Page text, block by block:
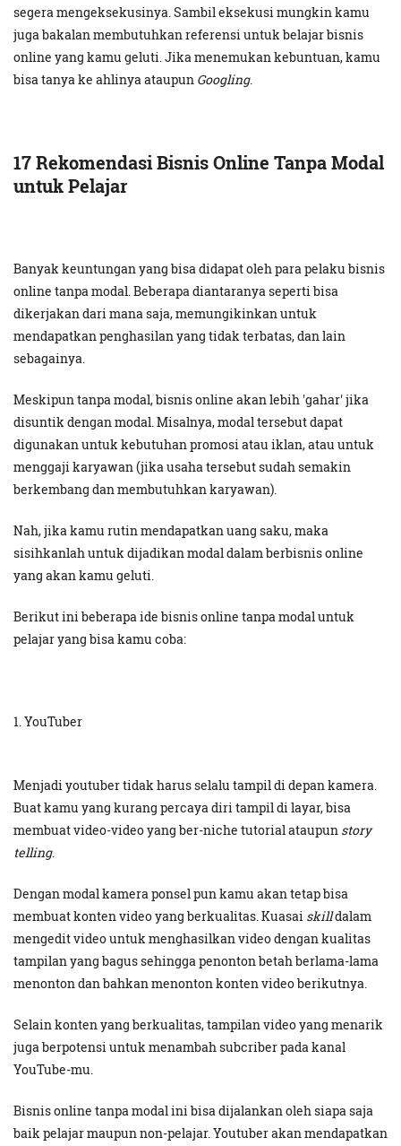
segera mengeksekusinya. Sambil eksekusi mungkin kamu
juga bakalan membutuhkan referensi untuk belajar bisnis
online yang kamu geluti. Jika menemukan kebuntuan, kamu
bisa tanya ke ahlinya ataupun Googling.
17 Rekomendasi Bisnis Online Tanpa Modal
untuk Pelajar
Banyak keuntungan yang bisa didapat oleh para pelaku bisnis
online tanpa modal. Beberapa diantaranya seperti bisa
dikerjakan dari mana saja, memungikinkan untuk
mendapatkan penghasilan yang tidak terbatas, dan lain
sebagainya.
Meskipun tanpa modal, bisnis online akan lebih 'gahar' jika
disuntik dengan modal. Misalnya, modal tersebut dapat
digunakan untuk kebutuhan promosi atau iklan, atau untuk
menggaji karyawan (jika usaha tersebut sudah semakin
berkembang dan membutuhkan karyawan).
Nah, jika kamu rutin mendapatkan uang saku, maka
sisihkanlah untuk dijadikan modal dalam berbisnis online
yang akan kamu geluti.
Berikut ini beberapa ide bisnis online tanpa modal untuk
pelajar yang bisa kamu coba:
1. YouTuber
Menjadi youtuber tidak harus selalu tampil di depan kamera.
Buat kamu yang kurang percaya diri tampil di layar, bisa
membuat video-video yang ber-niche tutorial ataupun story
telling.
Dengan modal kamera ponsel pun kamu akan tetap bisa
membuat konten video yang berkualitas. Kuasai skilldalam
mengedit video untuk menghasilkan video dengan kualitas
tampilan yang bagus sehingga penonton betah berlama-lama
menonton dan bahkan menonton konten video berikutnya.
Selain konten yang berkualitas, tampilan video yang menarik
juga berpotensi untuk menambah subcriber pada kanal
YouTube-mu.
Bisnis online tanpa modal ini bisa dijalankan oleh siapa saja
baik pelajar maupun non-pelajar. Youtuber akan mendapatkan